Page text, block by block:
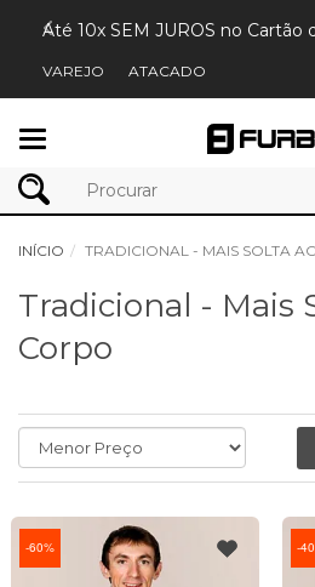
Até 10x SEM JUROS no Cartão
VAREJO ATACADO
INÍCIO TRADICIONAL - MAIS SOLTA
Tradicional - Mais
Corpo
60%